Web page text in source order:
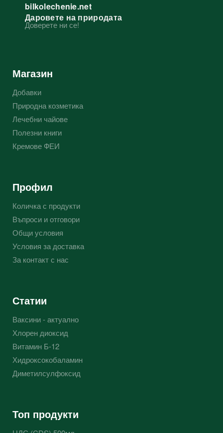
Магазин
Добавки
Природна козметика
Лечебни чайове
Полезни книги
Кремове ФЕИ
Профил
Количка с продукти
Въпроси и отговори
Общи условия
Условия за доставка
За контакт с нас
Статии
Ваксини - актуално
Хлорен диоксид
Витамин Б-12
Хидроксокобаламин
Диметилсулфоксид
Топ продукти
bilkolechenie.net
Даровете на природата
Доверете ни се!